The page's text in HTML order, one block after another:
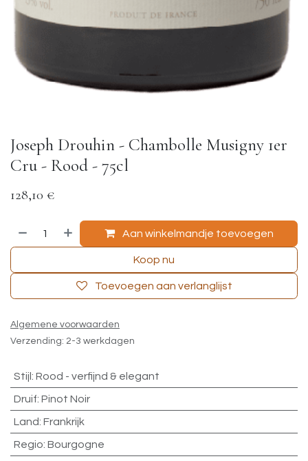
Joseph Drouhin - Chambolle Musigny 1er
Cru - Rood - 75cl
128,10 €
Aan winkelmandje toevoegen
Koop nu
Toevoegen aan verlanglijst
Algemene voorwaarden
Verzending: 2-3 werkdagen
Stijl : Rood - verfijnd & elegant
Druif: Pinot Noir
Land: Frankrijk
Regio: Bourgogne